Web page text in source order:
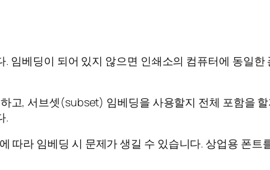
임베딩이 되어 있지 않으면 인쇄소의 컴퓨터에 동일
고, 서브셋(subset) 임베딩을 사용할지 전체 포함을
.
따라 임베딩 시 문제가 생길 수 있습니다. 상업용 폰트